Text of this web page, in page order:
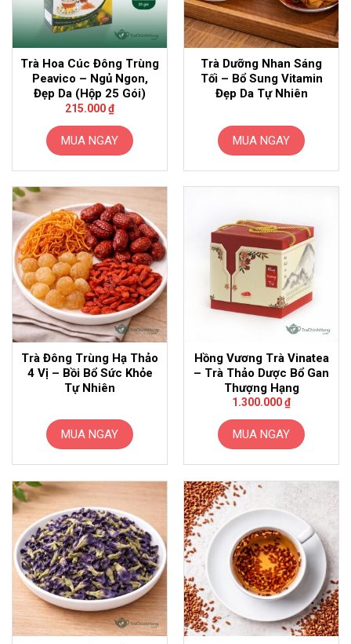
Trà Hoa Cúc Đông Trùng
Peavico – Ngủ Ngon,
Đẹp Da (Hộp 25 Gói)
215.000₫
MUA NGAY
Trà Dưỡng Nhan Sáng
Tối – Bổ Sung Vitamin
Đẹp Da Tự Nhiên
MUA NGAY
Trà Đông Trùng Hạ Thảo
4 Vị – Bồi Bổ Sức Khỏe
Tự Nhiên
MUA NGAY
Hồng Vương Trà Vinatea
– Trà Thảo Dược Bổ Gan
Thượng Hạng
1.300.000₫
MUA NGAY